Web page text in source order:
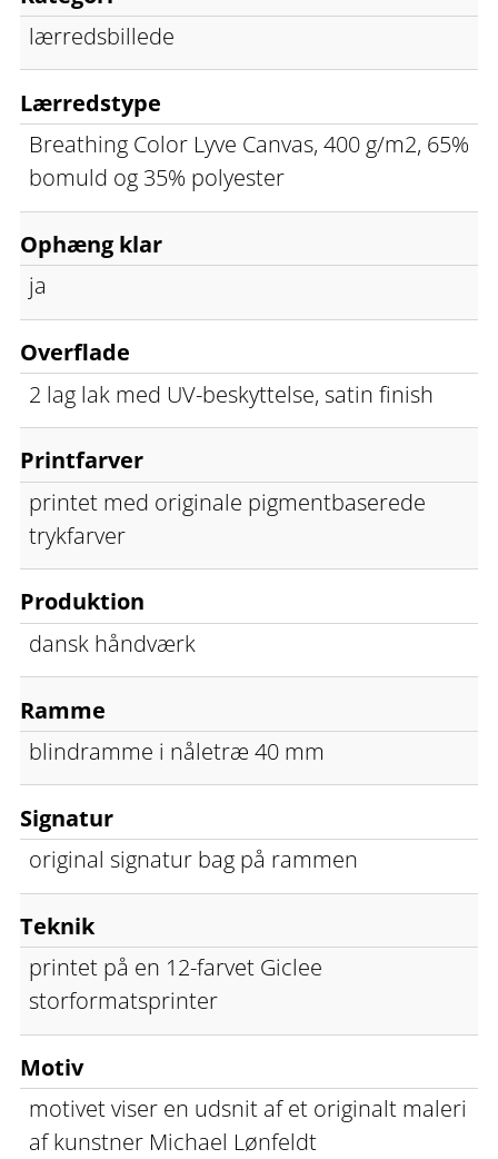
lærredsbillede
Lærredstype
Breathing Color Lyve Canvas, 400 g/m2, 65%
bomuld og 35% polyester
Ophæng klar
ja
Overflade
2 lag lak med UV-beskyttelse, satin finish
Printfarver
printet med originale pigmentbaserede
trykfarver
Produktion
dansk håndværk
Ramme
blindramme i nåletræ 40 mm
Signatur
original signatur bag på rammen
Teknik
printet på en 12-farvet Giclee
storformatsprinter
Motiv
motivet viser en udsnit af et originalt maleri
af kunstner Michael Lønfeldt